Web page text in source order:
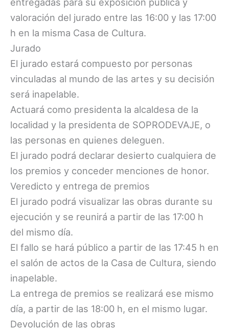
valoración del jurado entre las 16:00 y las 17:00
h en la misma Casa de Cultura.
Jurado
El jurado estará compuesto por personas
vinculadas al mundo de las artes y su decisión
será inapelable.
Actuará como presidenta la alcaldesa de la
localidad y la presidenta de SOPRODEVAJE, o
las personas en quienes deleguen.
El jurado podrá declarar desierto cualquiera de
los premios y conceder menciones de honor.
Veredicto y entrega de premios
El jurado podrá visualizar las obras durante su
ejecución y se reunirá a partir de las 17:00 h
del mismo día.
El fallo se hará público a partir de las 17:45 h en
el salón de actos de la Casa de Cultura, siendo
inapelable.
La entrega de premios se realizará ese mismo
día, a partir de las 18:00 h, en el mismo lugar.
Devolución de las obras